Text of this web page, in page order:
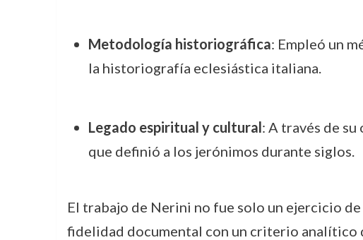
Metodología historiográfica: Empleó un
la historiografía eclesiástica italiana.
Legado espiritual y cultural: A través de
que definió a los jerónimos durante siglos.
El trabajo de Nerini no fue solo un ejercicio
fidelidad documental con un criterio analítico